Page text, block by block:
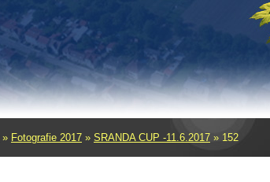
» Fotografie 2017 » SRANDA CUP -11.6.2017 » 152